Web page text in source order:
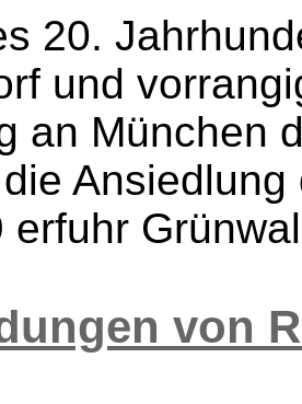
20.
und
an München
erfuhr
von